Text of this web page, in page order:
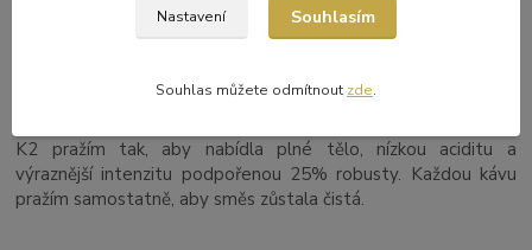
K2 pražím tak, aby nabídla plné tělo, nízkou aciditu a
výraznější intenzitu podpořenou 25% robusty. Každou kávu
pražím samostatně, aby směs zůstala čistá.
Nastavení Souhlasím
Souhlas můžete odmítnout zde.